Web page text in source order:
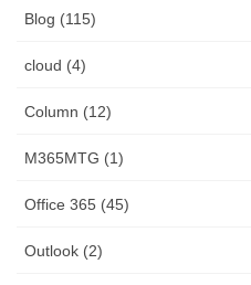
Blog (115)
cloud (4)
Column (12)
M365MTG (1)
Office 365 (45)
Outlook (2)